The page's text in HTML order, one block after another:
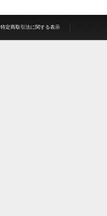
特定商取引法に関する表示